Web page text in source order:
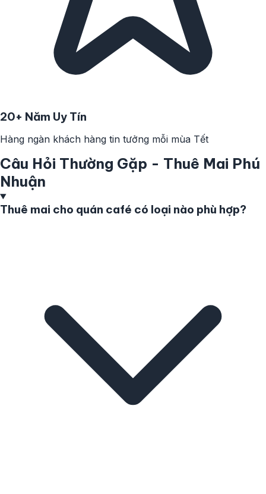
20+ Năm Uy Tín
Hàng ngàn khách hàng tin tưởng mỗi mùa Tết
Câu Hỏi Thường Gặp - Thuê Mai Phú
Nhuận
Thuê mai cho quán café có loại nào phù hợp?